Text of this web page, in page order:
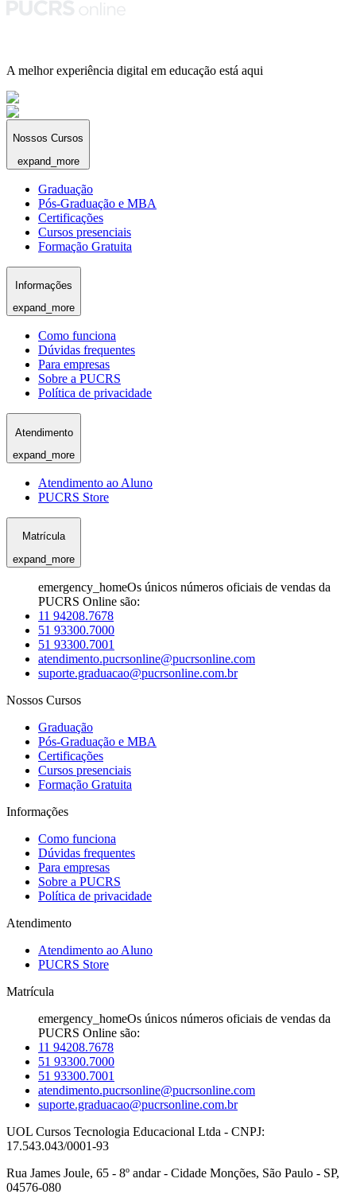
A melhor experiência digital em educação está aqui
Nossos Cursos
expand_more
Graduação
Pós-Graduação e MBA
Certificações
Cursos presenciais
Formação Gratuita
Informações
expand_more
Como funciona
Dúvidas frequentes
Para empresas
Sobre a PUCRS
Política de privacidade
Atendimento
expand_more
Atendimento ao Aluno
PUCRS Store
Matrícula
expand_more
emergency_homeOs únicos números oficiais de vendas da
PUCRS Online são:
11 94208.7678
51 93300.7000
51 93300.7001
atendimento.pucrsonline@pucrsonline.com
suporte.graduacao@pucrsonline.com.br
Nossos Cursos
Graduação
Pós-Graduação e MBA
Certificações
Cursos presenciais
Formação Gratuita
Informações
Como funciona
Dúvidas frequentes
Para empresas
Sobre a PUCRS
Política de privacidade
Atendimento
Atendimento ao Aluno
PUCRS Store
Matrícula
emergency_homeOs únicos números oficiais de vendas da
PUCRS Online são:
11 94208.7678
51 93300.7000
51 93300.7001
atendimento.pucrsonline@pucrsonline.com
suporte.graduacao@pucrsonline.com.br
UOL Cursos Tecnologia Educacional Ltda - CNPJ:
17.543.043/0001-93
Rua James Joule, 65 - 8º andar - Cidade Monções, São Paulo - SP,
04576-080